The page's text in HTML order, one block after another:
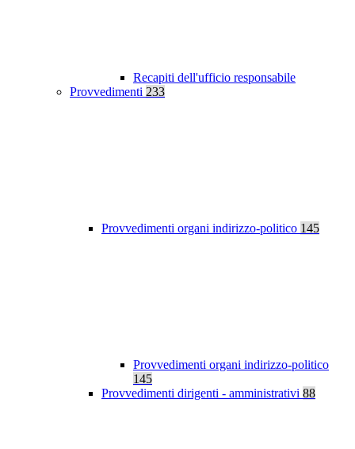
Recapiti dell'ufficio responsabile
Provvedimenti 233
Provvedimenti organi indirizzo-politico 145
Provvedimenti organi indirizzo-politico
145
Provvedimenti dirigenti - amministrativi 88